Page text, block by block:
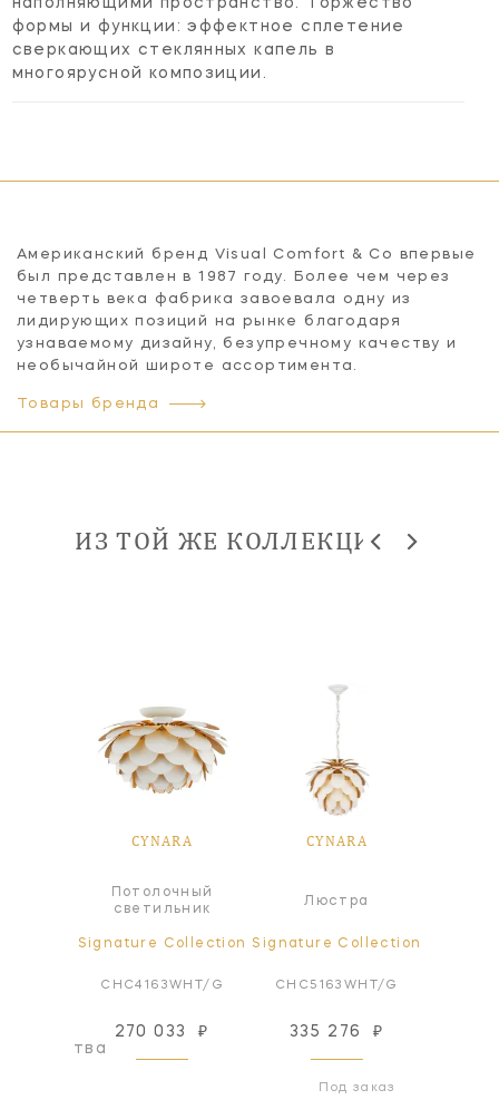
формы и функции: эффектное сплетение
сверкающих стеклянных капель в
многоярусной композиции.
Американский бренд Visual Comfort & Co впервые
был представлен в 1987 году. Более чем через
четверть века фабрика завоевала одну из
лидирующих позиций на рынке благодаря
узнаваемому дизайну, безупречному качеству и
необычайной широте ассортимента.
Товары бренда
ИЗ ТОЙ ЖЕ КОЛЛЕКЦИИ
CYNARA
Потолочный
светильник
Signature Collection
CHC4163WHT/G
270 033 ₽
CYNARA
Люстра
Signature Collection
CHC5163WHT/G
335 276 ₽
Под заказ